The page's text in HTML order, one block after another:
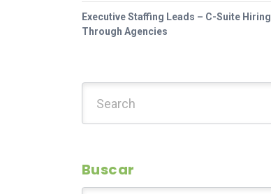
Executive Staffing Leads – C-Suite Hiring
Through Agencies
Buscar